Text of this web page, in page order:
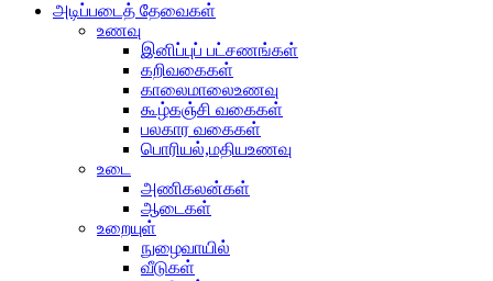
அடிப்படைத் தேவைகள்
உணவு
இனிப்புப் பட்சணங்கள்
கறிவகைகள்
காலைமாலைஉணவு
கூழ்கஞ்சி வகைகள்
பலகார வகைகள்
பொரியல்,மதியஉணவு
உடை
அணிகலன்கள்
ஆடைகள்
உறையுள்
நுழைவாயில்
வீடுகள்